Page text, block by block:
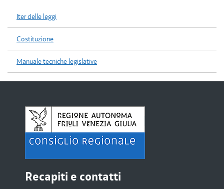
Iter delle leggi
Costituzione
Manuale tecniche legislative
Recapiti e contatti